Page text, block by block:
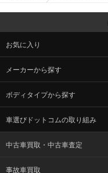
お気に入り
メーカーから探す
ボディタイプから探す
車選びドットコムの取り組み
中古車買取・中古車査定
事故車買取